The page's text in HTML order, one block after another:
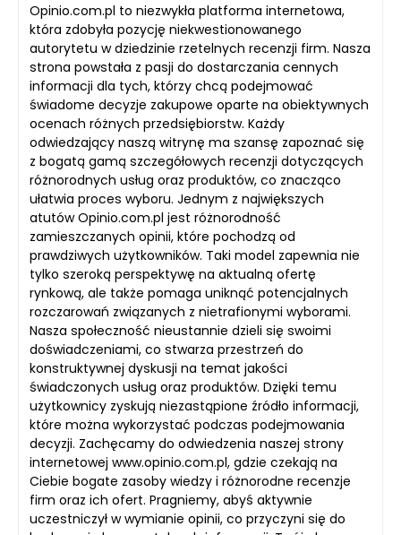
Opinio.com.pl to niezwykła platforma internetowa,
która zdobyła pozycję niekwestionowanego
autorytetu w dziedzinie rzetelnych recenzji firm. Nasza
strona powstała z pasji do dostarczania cennych
informacji dla tych, którzy chcą podejmować
świadome decyzje zakupowe oparte na obiektywnych
ocenach różnych przedsiębiorstw. Każdy
odwiedzający naszą witrynę ma szansę zapoznać się
z bogatą gamą szczegółowych recenzji dotyczących
różnorodnych usług oraz produktów, co znacząco
ułatwia proces wyboru. Jednym z największych
atutów Opinio.com.pl jest różnorodność
zamieszczanych opinii, które pochodzą od
prawdziwych użytkowników. Taki model zapewnia nie
tylko szeroką perspektywę na aktualną ofertę
rynkową, ale także pomaga uniknąć potencjalnych
rozczarowań związanych z nietrafionymi wyborami.
Nasza społeczność nieustannie dzieli się swoimi
doświadczeniami, co stwarza przestrzeń do
konstruktywnej dyskusji na temat jakości
świadczonych usług oraz produktów. Dzięki temu
użytkownicy zyskują niezastąpione źródło informacji,
które można wykorzystać podczas podejmowania
decyzji. Zachęcamy do odwiedzenia naszej strony
internetowej www.opinio.com.pl, gdzie czekają na
Ciebie bogate zasoby wiedzy i różnorodne recenzje
firm oraz ich ofert. Pragniemy, abyś aktywnie
uczestniczył w wymianie opinii, co przyczyni się do